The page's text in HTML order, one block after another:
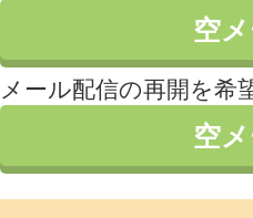
空
メール配信の再開を希
空